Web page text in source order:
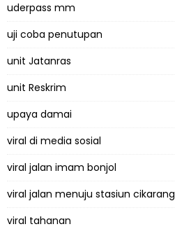
uderpass mm
uji coba penutupan
unit Jatanras
unit Reskrim
upaya damai
viral di media sosial
viral jalan imam bonjol
viral jalan menuju stasiun cikarang
viral tahanan